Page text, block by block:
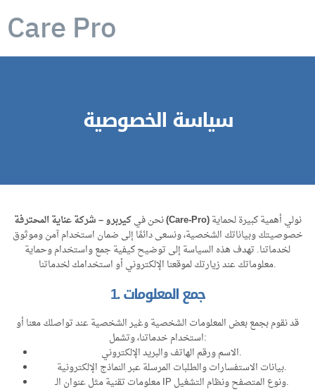
Care Pro
سياسة الخصوصية
نحن فيكيربرو – شركة عناية المحترفة (Care-Pro)نولي أهمية كبيرة لحماية
خصوصيتك وبياناتك الشخصية، ونسعى دائمًا إلى ضمان استخدام آمن وموثوق
لخدماتنا. تهدف هذه السياسة إلى توضيح كيفية جمع واستخدام وحماية
معلوماتك عند زيارتك لموقعنا الإلكتروني أو استخدامك لخدماتنا.
1. جمع المعلومات
قد نقوم بجمع بعض المعلومات الشخصية وغير الشخصية عند تواصلك معنا أو
استخدام خدماتنا، وتشمل:
الاسم ورقم الهاتف والبريد الإلكتروني.
بيانات الاستفسارات والطلبات المرسلة عبر النماذج الإلكترونية.
معلومات تقنية مثل عنوان الـ IP ونوع المتصفح ونظام التشغيل.